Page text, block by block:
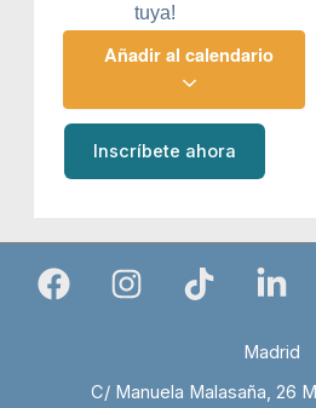
tuya!
Inscríbete ahora
Madrid
C/ Manuela Malasaña, 26